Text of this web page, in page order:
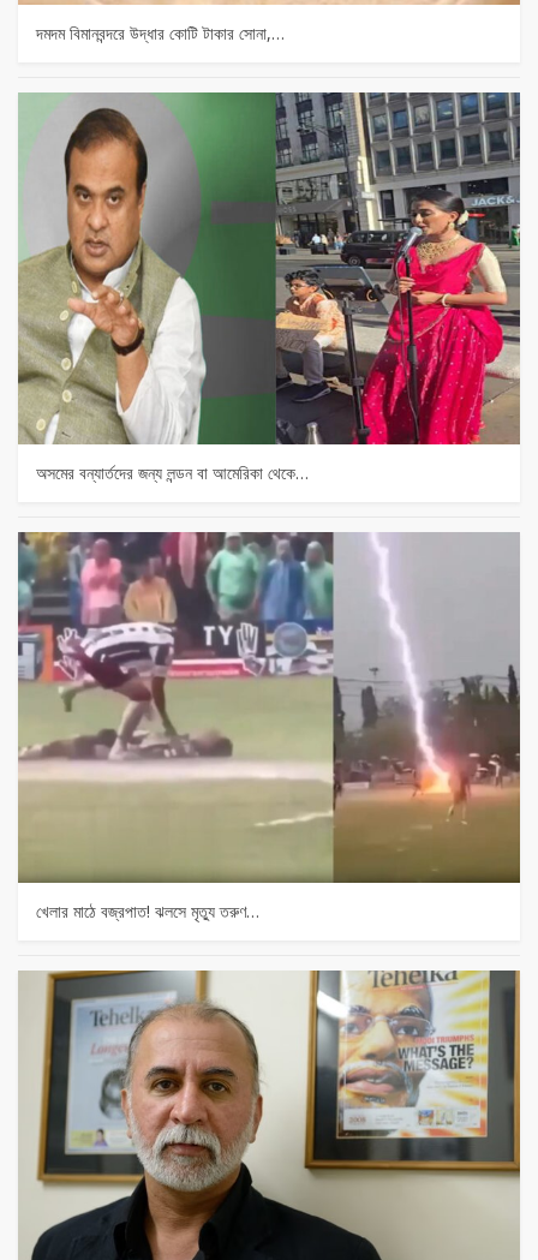
দমদম বিমানবন্দরে উদ্ধার কোটি টাকার সোনা,…
অসমের বন্যার্তদের জন্য লন্ডন বা আমেরিকা থেকে…
খেলার মাঠে বজ্রপাত! ঝলসে মৃত্যু তরুণ…